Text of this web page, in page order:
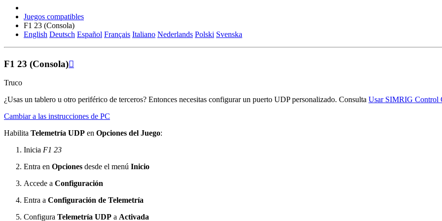
Juegos compatibles
F1 23 (Consola)
English Deutsch Español Français Italiano Nederlands Polski Svenska
F1 23 (Consola)
Truco
¿Usas un tablero u otro periférico de terceros? Entonces necesitas configurar un puerto UDP personalizado. Consulta Usar SIMRIG Control
Cambiar a las instrucciones de PC
Habilita Telemetría UDP en Opciones del Juego:
Inicia F1 23
Entra en Opciones desde el menú Inicio
Accede a Configuración
Entra a Configuración de Telemetría
Configura Telemetría UDP a Activada